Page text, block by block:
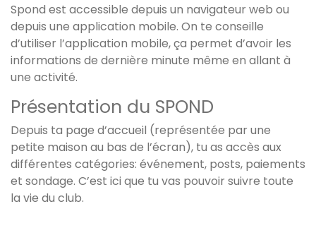
Spond est accessible depuis un navigateur web ou
depuis une application mobile. On te conseille
d’utiliser l’application mobile, ça permet d’avoir les
informations de dernière minute même en allant à
une activité.
Présentation du SPOND
Depuis ta page d’accueil (représentée par une
petite maison au bas de l’écran), tu as accès aux
différentes catégories: événement, posts, paiements
et sondage. C’est ici que tu vas pouvoir suivre toute
la vie du club.